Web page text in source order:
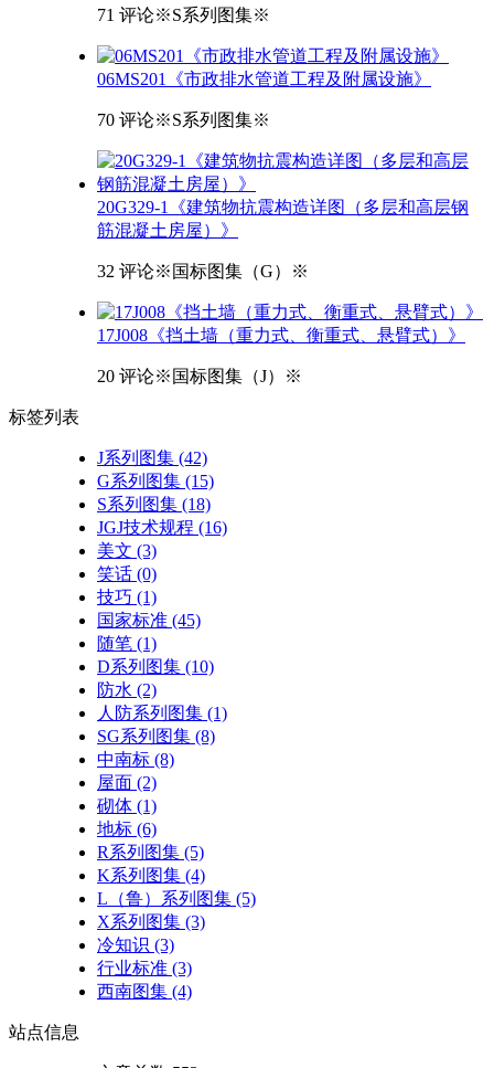
71 评论※S系列图集※
06MS201《市政排水管道工程及附属设施》
70 评论※S系列图集※
20G329-1《建筑物抗震构造详图（多层和高层钢
筋混凝土房屋）》
32 评论※国标图集（G）※
17J008《挡土墙（重力式、衡重式、悬臂式）》
20 评论※国标图集（J）※
标签列表
J系列图集 (42)
G系列图集 (15)
S系列图集 (18)
JGJ技术规程 (16)
美文 (3)
笑话 (0)
技巧 (1)
国家标准 (45)
随笔 (1)
D系列图集 (10)
防水 (2)
人防系列图集 (1)
SG系列图集 (8)
中南标 (8)
屋面 (2)
砌体 (1)
地标 (6)
R系列图集 (5)
K系列图集 (4)
L（鲁）系列图集 (5)
X系列图集 (3)
冷知识 (3)
行业标准 (3)
西南图集 (4)
站点信息